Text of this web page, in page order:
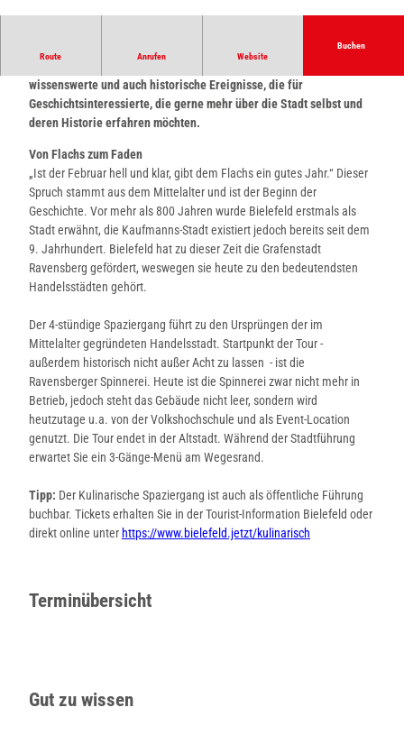
CC-BY-SA
Route Anrufen Website
Buchen
wissenswerte und auch historische Ereignisse, die für
Geschichtsinteressierte, die gerne mehr über die Stadt selbst und
deren Historie erfahren möchten.
Von Flachs zum Faden
„Ist der Februar hell und klar, gibt dem Flachs ein gutes Jahr.“ Dieser
Spruch stammt aus dem Mittelalter und ist der Beginn der
Geschichte. Vor mehr als 800 Jahren wurde Bielefeld erstmals als
Stadt erwähnt, die Kaufmanns-Stadt existiert jedoch bereits seit dem
9. Jahrhundert. Bielefeld hat zu dieser Zeit die Grafenstadt
Ravensberg gefördert, weswegen sie heute zu den bedeutendsten
Handelsstädten gehört.
Der 4-stündige Spaziergang führt zu den Ursprüngen der im
Mittelalter gegründeten Handelsstadt. Startpunkt der Tour -
außerdem historisch nicht außer Acht zu lassen - ist die
Ravensberger Spinnerei. Heute ist die Spinnerei zwar nicht mehr in
Betrieb, jedoch steht das Gebäude nicht leer, sondern wird
heutzutage u.a. von der Volkshochschule und als Event-Location
genutzt. Die Tour endet in der Altstadt. Während der Stadtführung
erwartet Sie ein 3-Gänge-Menü am Wegesrand.
Tipp: Der Kulinarische Spaziergang ist auch als öffentliche Führung
buchbar. Tickets erhalten Sie in der Tourist-Information Bielefeld oder
direkt online unter https://www.bielefeld.jetzt/kulinarisch
Terminübersicht
Gut zu wissen